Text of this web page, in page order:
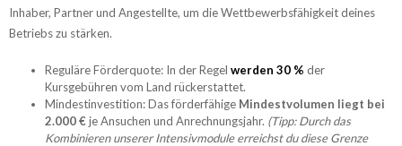
Inhaber, Partner und Angestellte, um die Wettbewerbsfähigkeit deines
Betriebs zu stärken.
Reguläre Förderquote: In der Regel werden 30 % der
Kursgebühren vom Land rückerstattet.
Mindestinvestition: Das förderfähige Mindestvolumen liegt bei
2.000 €je Ansuchen und Anrechnungsjahr. (Tipp: Durch das
Kombinieren unserer Intensivmodule erreichst du diese Grenze